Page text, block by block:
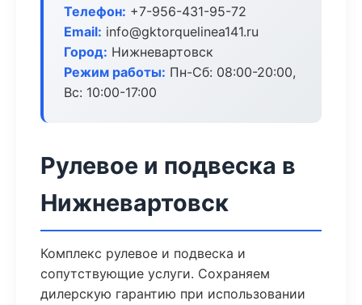
Телефон: +7-956-431-95-72
Email: info@gktorquelinea141.ru
Город: Нижневартовск
Режим работы: Пн-Сб: 08:00-20:00,
Вс: 10:00-17:00
Рулевое и подвеска в
Нижневартовск
Комплекс рулевое и подвеска и
сопутствующие услуги. Сохраняем
дилерскую гарантию при использовании